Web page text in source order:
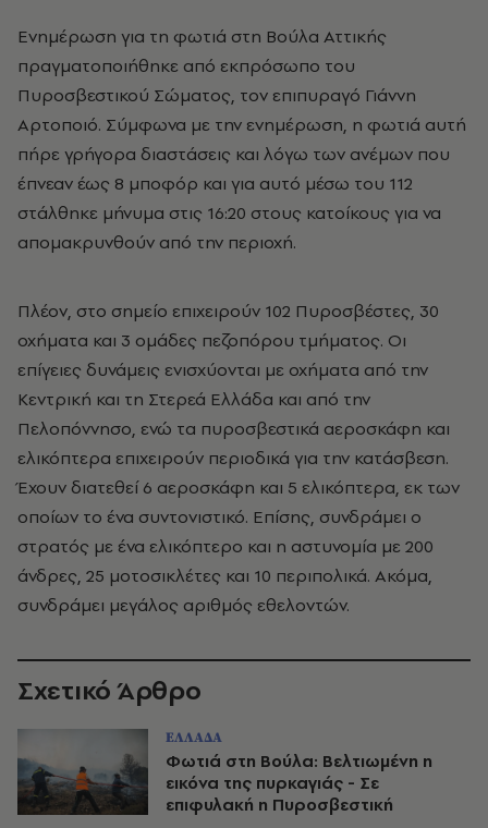
Ενημέρωση για τη φωτιά στη Βούλα Αττικής
πραγματοποιήθηκε από εκπρόσωπο του
Πυροσβεστικού Σώματος, τον επιπυραγό Γιάννη
Αρτοποιό. Σύμφωνα με την ενημέρωση, η φωτιά αυτή
πήρε γρήγορα διαστάσεις και λόγω των ανέμων που
έπνεαν έως 8 μποφόρ και για αυτό μέσω του 112
στάλθηκε μήνυμα στις 16:20 στους κατοίκους για να
απομακρυνθούν από την περιοχή.
Πλέον, στο σημείο επιχειρούν 102 Πυροσβέστες, 30
οχήματα και 3 ομάδες πεζοπόρου τμήματος. Οι
επίγειες δυνάμεις ενισχύονται με οχήματα από την
Κεντρική και τη Στερεά Ελλάδα και από την
Πελοπόννησο, ενώ τα πυροσβεστικά αεροσκάφη και
ελικόπτερα επιχειρούν περιοδικά για την κατάσβεση.
Έχουν διατεθεί 6 αεροσκάφη και 5 ελικόπτερα, εκ των
οποίων το ένα συντονιστικό. Επίσης, συνδράμει ο
στρατός με ένα ελικόπτερο και η αστυνομία με 200
άνδρες, 25 μοτοσικλέτες και 10 περιπολικά. Ακόμα,
συνδράμει μεγάλος αριθμός εθελοντών.
Σχετικό Άρθρο
ΕΛΛΑΔΑ
Φωτιά στη Βούλα: Βελτιωμένη η
εικόνα της πυρκαγιάς - Σε
επιφυλακή η Πυροσβεστική